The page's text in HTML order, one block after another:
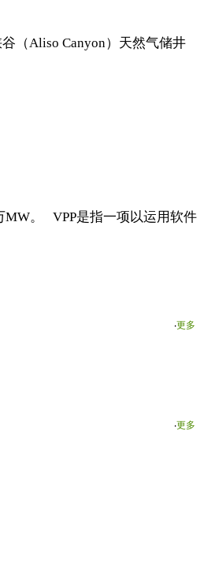
（Aliso Canyon）天然气储井
MW。 VPP是指一项以运用软件
‧更多
‧更多